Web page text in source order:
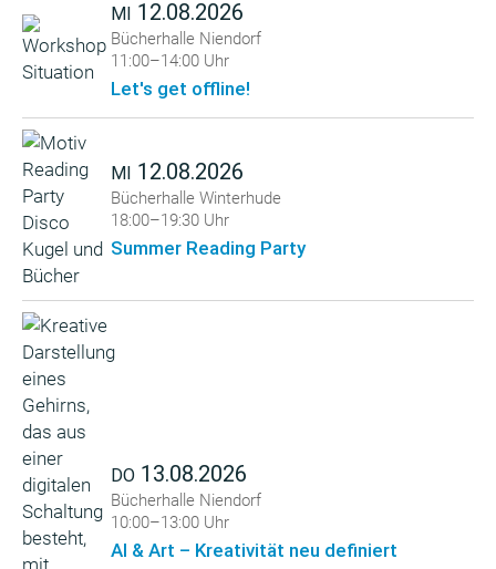
MI 12.08.2026
Bücherhalle Niendorf
11:00–14:00 Uhr
Let's get offline!
MI 12.08.2026
Bücherhalle Winterhude
18:00–19:30 Uhr
Summer Reading Party
DO 13.08.2026
Bücherhalle Niendorf
10:00–13:00 Uhr
AI & Art – Kreativität neu definiert